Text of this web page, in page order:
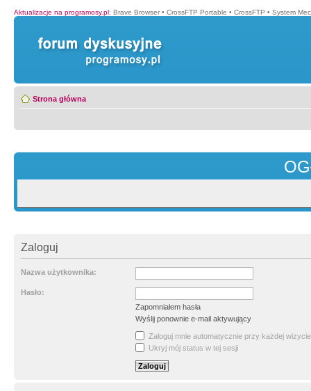
Aktualizacje na programosy.pl: Brave Browser • CrossFTP Portable • CrossFTP • System
Strona główna
Zaloguj
Nazwa użytkownika:
Hasło:
Zapomniałem hasła
Wyślij ponownie e-mail aktywujący
Zaloguj mnie automatycznie przy każdej wizycie
Ukryj mój status w tej sesji